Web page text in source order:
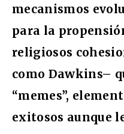
mecanismos
para la
religiosos
como Dawkins–
“memes”,
exitosos aunque